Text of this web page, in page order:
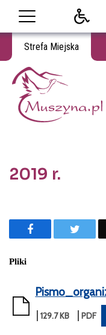
Strefa Miejska
Miasto i Gmina
Miasto i Gmina Uzdrowiskowa
2019 r.
Facebook
Pliki
129.7 KB